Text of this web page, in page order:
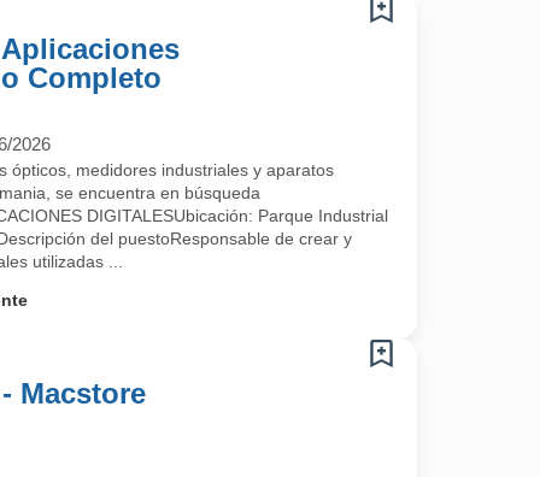
Completo
2026
ópticos, medidores industriales y aparatos
se encuentra en búsqueda
DIGITALESUbicación: Parque Industrial
del puestoResponsable de crear y
utilizadas ...
Macstore